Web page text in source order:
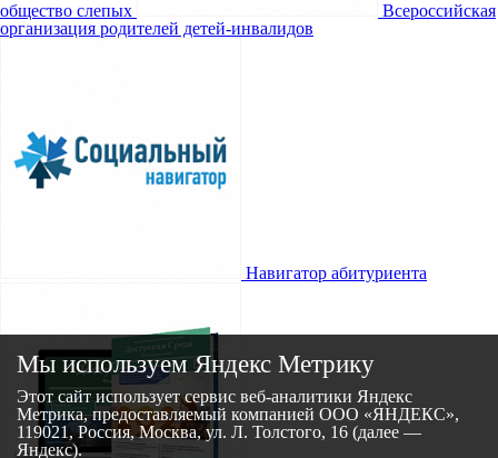
общество слепых
Всероссийская
организация родителей детей-инвалидов
Навигатор абитуриента
Мы используем Яндекс Метрику
Этот сайт использует сервис веб-аналитики Яндекс
Метрика, предоставляемый компанией ООО «ЯНДЕКС»,
119021, Россия, Москва, ул. Л. Толстого, 16 (далее —
Яндекс).